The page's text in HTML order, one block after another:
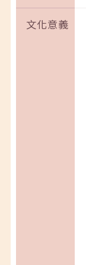
文化意義